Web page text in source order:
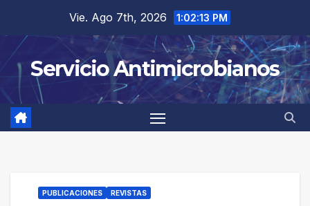
contenido
Vie. Ago 7th, 2026 1:02:13 PM
Servicio Antimicrobianos
PUBLICACIONES REVISTAS